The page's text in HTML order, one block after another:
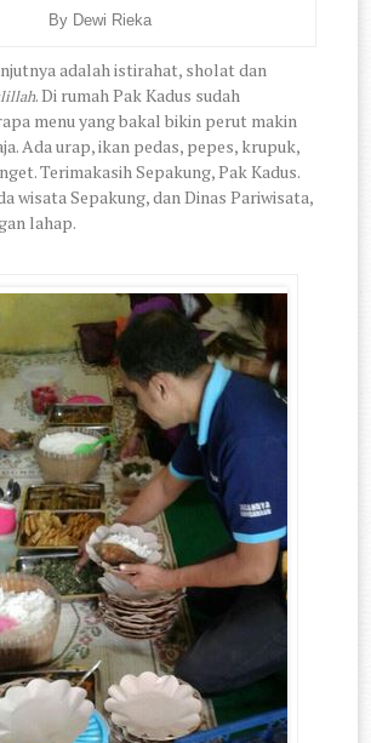
By Dewi Rieka
adalah istirahat, sholat dan
. Di rumah Pak Kadus sudah
menu yang bakal bikin perut makin
Ada urap, ikan pedas, pepes, krupuk,
Terimakasih Sepakung, Pak Kadus.
wisata Sepakung, dan Dinas Pariwisata,
lahap.